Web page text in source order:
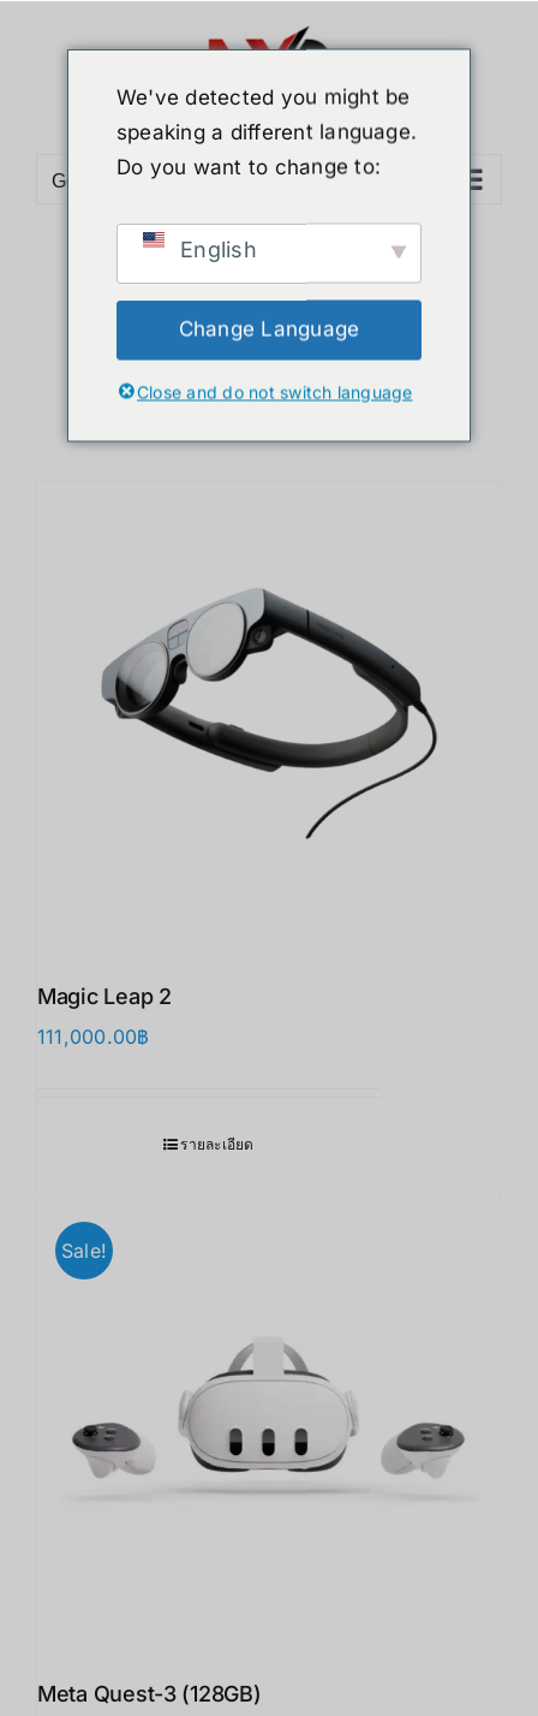
Go to...
Sort byDate
Show36 Products
Magic Leap 2
111,000.00฿
รายละเอียด
Sale!
Meta Quest-3 (128GB)
We've detected you might be
speaking a different language.
Do you want to change to:
English
Change Language
Close and do not switch language